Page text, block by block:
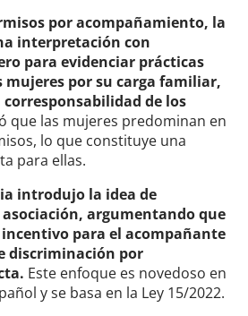
por acompañamiento, la
interpretación con
para evidenciar prácticas
mujeres por su carga familiar,
de los
que las mujeres predominan en
lo que constituye una
para ellas.
introdujo la idea de
argumentando que
para el acompañante
discriminación por
Este enfoque es novedoso en
y se basa en la Ley 15/2022.